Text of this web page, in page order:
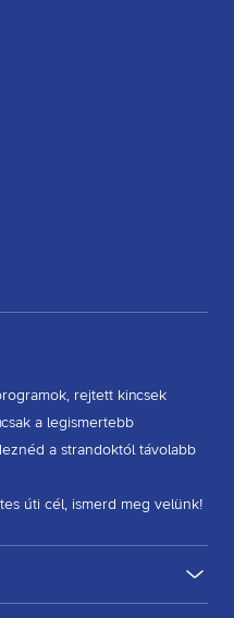
rejtett kincsek
a legismertebb
a strandoktól távolabb
úti cél, ismerd meg velünk!